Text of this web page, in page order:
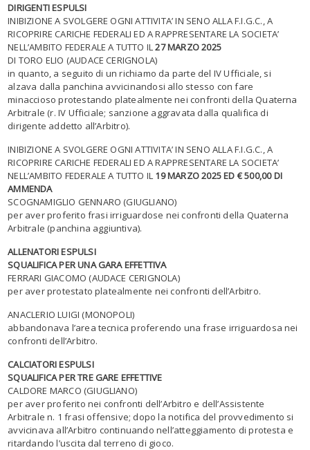
DIRIGENTI ESPULSI
INIBIZIONE A SVOLGERE OGNI ATTIVITA’ IN SENO ALLA F.I.G.C., A
RICOPRIRE CARICHE FEDERALI ED A RAPPRESENTARE LA SOCIETA’
NELL’AMBITO FEDERALE A TUTTO IL27 MARZO 2025
DI TORO ELIO (AUDACE CERIGNOLA)
in quanto, a seguito di un richiamo da parte del IV Ufficiale, si
alzava dalla panchina avvicinandosi allo stesso con fare
minaccioso protestando platealmente nei confronti della Quaterna
Arbitrale (r. IV Ufficiale; sanzione aggravata dalla qualifica di
dirigente addetto all’Arbitro).
INIBIZIONE A SVOLGERE OGNI ATTIVITA’ IN SENO ALLA F.I.G.C., A
RICOPRIRE CARICHE FEDERALI ED A RAPPRESENTARE LA SOCIETA’
NELL’AMBITO FEDERALE A TUTTO IL 19 MARZO 2025 ED € 500,00 DI
AMMENDA
SCOGNAMIGLIO GENNARO (GIUGLIANO)
per aver proferito frasi irriguardose nei confronti della Quaterna
Arbitrale (panchina aggiuntiva).
ALLENATORI ESPULSI
SQUALIFICA PER UNA GARA EFFETTIVA
FERRARI GIACOMO (AUDACE CERIGNOLA)
per aver protestato platealmente nei confronti dell’Arbitro.
ANACLERIO LUIGI (MONOPOLI)
abbandonava l’area tecnica proferendo una frase irriguardosa nei
confronti dell’Arbitro.
CALCIATORI ESPULSI
SQUALIFICA PER TRE GARE EFFETTIVE
CALDORE MARCO (GIUGLIANO)
per aver proferito nei confronti dell’Arbitro e dell’Assistente
Arbitrale n. 1 frasi offensive; dopo la notifica del provvedimento si
avvicinava all’Arbitro continuando nell’atteggiamento di protesta e
ritardando l’uscita dal terreno di gioco.